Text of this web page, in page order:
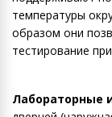
температуры
образом они
тестирование
Лабораторные